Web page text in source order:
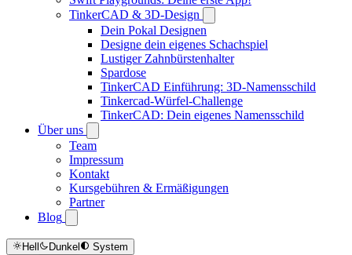
TinkerCAD & 3D-Design
Dein Pokal Designen
Designe dein eigenes Schachspiel
Lustiger Zahnbürstenhalter
Spardose
TinkerCAD Einführung: 3D-Namensschild
Tinkercad-Würfel-Challenge
TinkerCAD: Dein eigenes Namensschild
Über uns
Team
Impressum
Kontakt
Kursgebühren & Ermäßigungen
Partner
Blog
Hell Dunkel
System